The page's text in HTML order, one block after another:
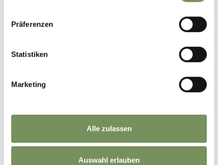
Präferenzen
Statistiken
Marketing
Alle zulassen
Auswahl erlauben
ERLEBNISBAHNHOF NATURNS/STABEN
Am Erlebnisbahnhof gibt es folgende Attraktionen: Draisinenfahrt , eine